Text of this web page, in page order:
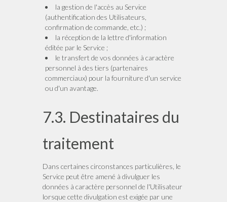
la gestion de l'accès au Service
(authentification des Utilisateurs,
confirmation de commande, etc.) ;
la réception de la lettre d'information
éditée par le Service ;
le transfert de vos données à caractère
personnel à des tiers (partenaires
commerciaux) pour la fourniture d'un service
ou d'un avantage.
7.3. Destinataires du
traitement
Dans certaines circonstances particulières, le
Service peut être amené à divulguer les
données à caractère personnel de l'Utilisateur
lorsque cette divulgation est exigée par une